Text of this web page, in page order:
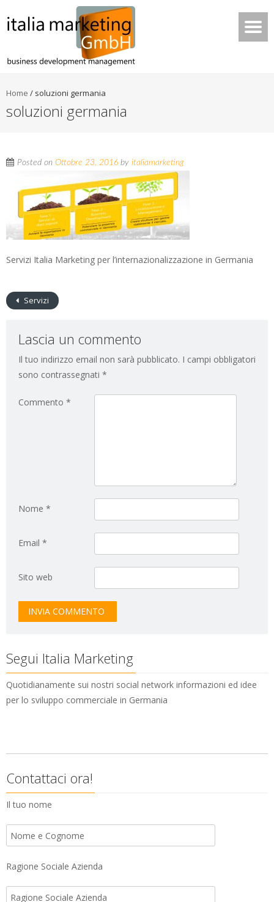
Home / soluzioni germania
soluzioni germania
Posted on Ottobre 23, 2016 by italiamarketing
Servizi Italia Marketing per l’internazionalizzazione in Germania
Servizi
Lascia un commento
Il tuo indirizzo email non sarà pubblicato. I campi obbligatori
sono contrassegnati *
Commento *
Nome *
Email *
Sito web
Segui Italia Marketing
Quotidianamente sui nostri social network informazioni ed idee
per lo sviluppo commerciale in Germania
Contattaci ora!
Il tuo nome
Ragione Sociale Azienda